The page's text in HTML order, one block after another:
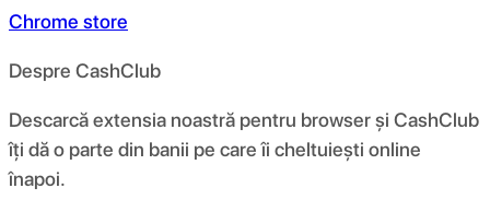
Chrome store
Despre CashClub
Descarcă extensia noastră pentru browser și CashClub
îți dă o parte din banii pe care îi cheltuiești online
înapoi.